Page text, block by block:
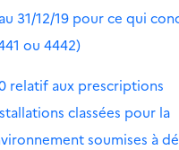
31/12/19 pour ce qui
ou 4442)
relatif aux prescriptions
classées pour la
soumises à